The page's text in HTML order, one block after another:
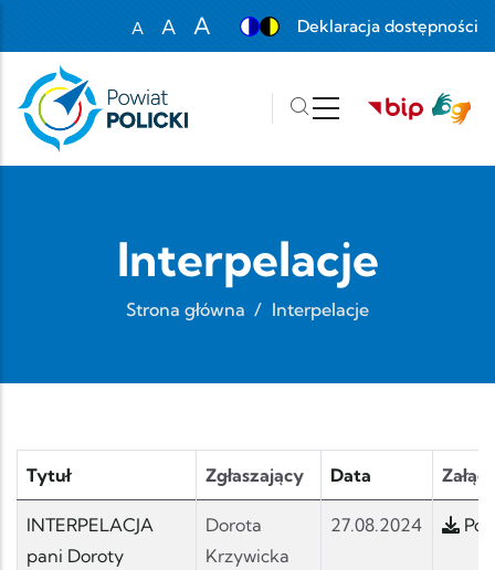
A
Set font size to 100%
A
A
Deklaracja dostępności
Interpelacje
Strona główna / Interpelacje
Tytuł Zgłaszający Data
INTERPELACJA
pani Doroty
Dorota
Krzywicka
27.08.2024